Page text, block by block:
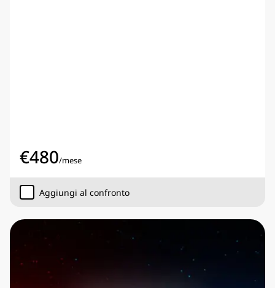
€480/mese
Aggiungi al confronto